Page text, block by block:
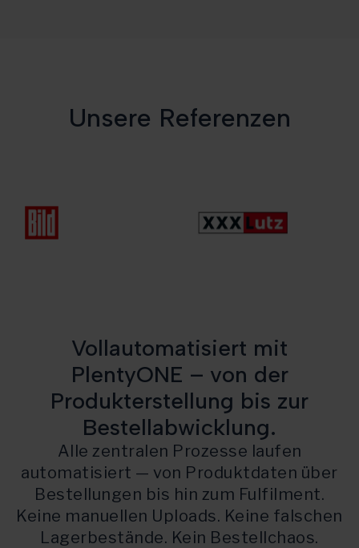
Unsere Referenzen
Vollautomatisiert mit
PlentyONE – von der
Produkterstellung bis zur
Bestellabwicklung.
Alle zentralen Prozesse laufen
automatisiert — von Produktdaten über
Bestellungen bis hin zum Fulfilment.
Keine manuellen Uploads. Keine falschen
Lagerbestände. Kein Bestellchaos.